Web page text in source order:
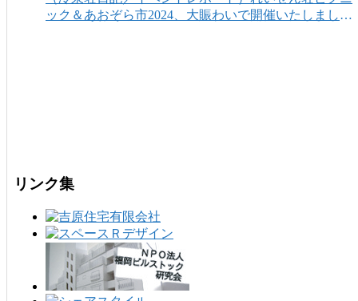
ック＆あおぞら市2024、大賑わいで開催いたしまし
リンク集